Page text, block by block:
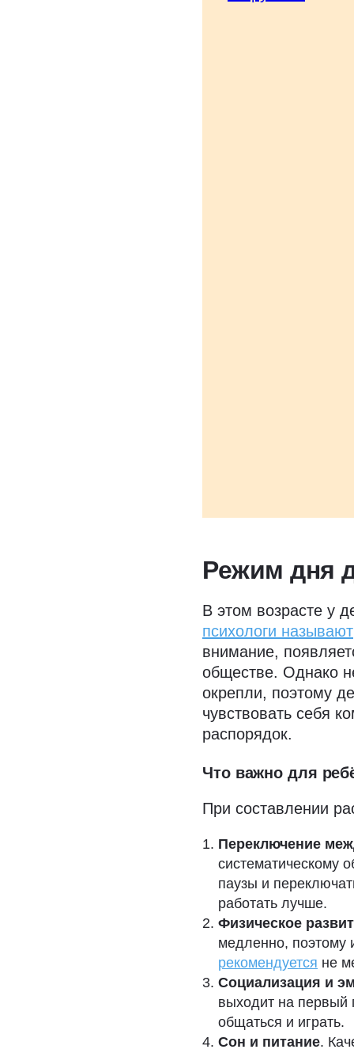
Режим дня
В этом возрасте у
психологи называют
внимание,
обществе. Однако
окрепли, поэтому
чувствовать себя
распорядок.
Что важно для
При составлении
Переключение
систематическому
паузы и
работать лучше.
Физическое
медленно, поэтому
рекомендуется не
Социализация и
выходит на первый
общаться и играть.
Сон и питание.